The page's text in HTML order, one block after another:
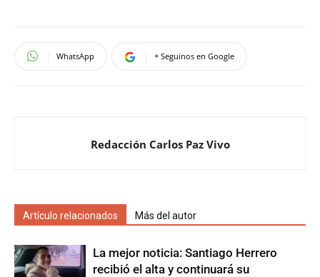
WhatsApp + Seguinos en Google
Redacción Carlos Paz Vivo
Artículo relacionados Más del autor
La mejor noticia: Santiago Herrero
recibió el alta y continuará su